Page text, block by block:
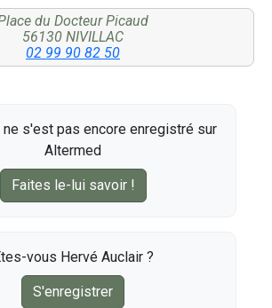
du Docteur Picaud
56130 NIVILLAC
02 99 90 82 50
ne s'est pas encore enregistré sur
Altermed
Faites le-lui savoir !
vous Hervé Auclair ?
S'enregistrer